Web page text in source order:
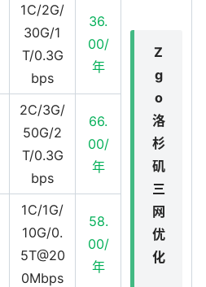
Z
g
o
洛
杉
矶
三
网
优
化
1C/2G/
30G/1
T/0.3G
bps
36.
00/
年
2C/3G/
50G/2
T/0.3G
bps
66.
00/
年
1C/1G/
10G/0.
5T@20
0Mbps
58.
00/
年